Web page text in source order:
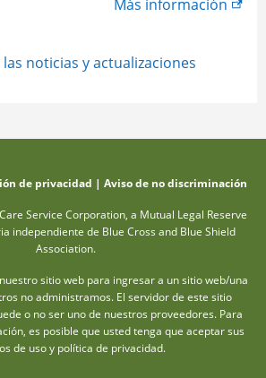
Más información
noticias y actualizaciones
de privacidad | Aviso de no discriminación
Service Corporation, a Mutual Legal Reserve
independiente de Blue Cross and Blue Shield
Association.
sitio web para ingresar a un sitio web/una
no administramos. El servidor de este sitio
o no ser uno de nuestros proveedores. Para
es posible que usted tenga que aceptar sus
de uso y política de privacidad.